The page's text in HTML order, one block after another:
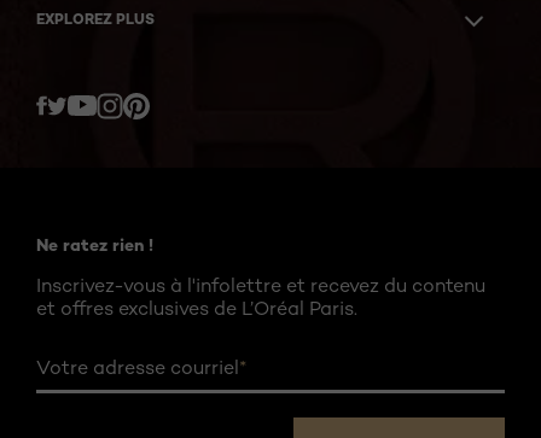
EXPLOREZ PLUS
Twitter
Ne ratez rien !
Inscrivez-vous à l'infolettre et recevez du contenu
et offres exclusives de L’Oréal Paris.
Votre adresse courriel*